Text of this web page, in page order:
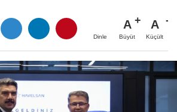
Dinle
A
Büyüt
A
Küçült